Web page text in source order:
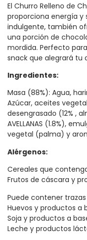
El Churro Relleno de
proporciona energía y
indulgente, también
una porción de
mordida. Perfecto
snack que alegrará tu
Ingredientes:
Masa (88%): Agua,
Azúcar, aceites
desengrasado (12% ,
AVELLANAS (1.8%),
vegetal (palma) y
Alérgenos:
Cereales que
Frutos de cáscara y
Puede contener
Huevos y productos a
Soja y productos a
Leche y productos